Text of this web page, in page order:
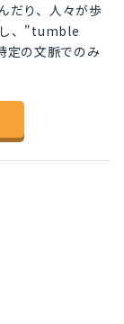
だり、人々が歩
し、"tumble
の文脈でのみ